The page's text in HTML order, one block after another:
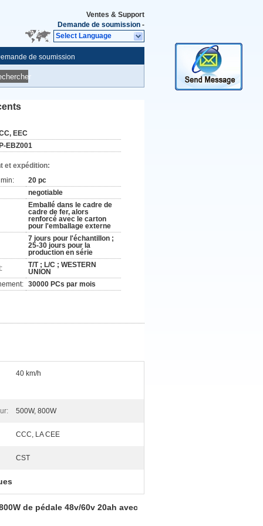
Ventes & Support
Demande de soumission -
Select Language
de soumission
EEC
EBZ001
et expédition:
20 pc
negotiable
Emballé dans le cadre de
cadre de fer, alors
renforcé avec le carton
pour l'emballage externe
7 jours pour l'échantillon ;
25-30 jours pour la
production en série
T/T ; L/C ; WESTERN
UNION
30000 PCs par mois
40 km/h
500W, 800W
CCC, LA CEE
CST
de pédale 48v/60v 20ah avec